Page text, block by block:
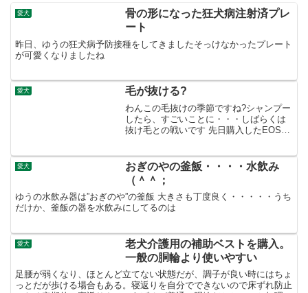
愛犬
骨の形になった狂犬病注射済プレ
ート
昨日、ゆうの狂犬病予防接種をしてきましたそっけなかったプレート
が可愛くなりましたね
愛犬 毛が抜ける?
わんこの毛抜けの季節ですね?シャンプー
したら、すごいことに・・・しばらくは
抜け毛との戦いです 先日購入したEOS
ばっかりだったのでまだ慣れない。これ
でもだい...
愛犬
おぎのやの釜飯・・・・水飲み
（＾＾；
ゆうの水飲み器は”おぎのや”の釜飯 大きさも丁度良く・・・・・うち
だけか、釜飯の器を水飲みにしてるのは
愛犬
老犬介護用の補助ベストを購入。
一般の胴輪より使いやすい
足腰が弱くなり、ほとんど立てない状態だが、調子が良い時にはちょ
っとだが歩ける場合もある。寝返りを自分でできないので床ずれ防止